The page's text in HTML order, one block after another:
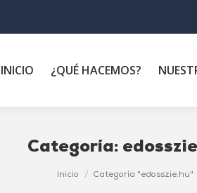
INICIO ¿QUÉ HACEMOS?
Categoría:
Inicio Categoría "edosszie.hu"